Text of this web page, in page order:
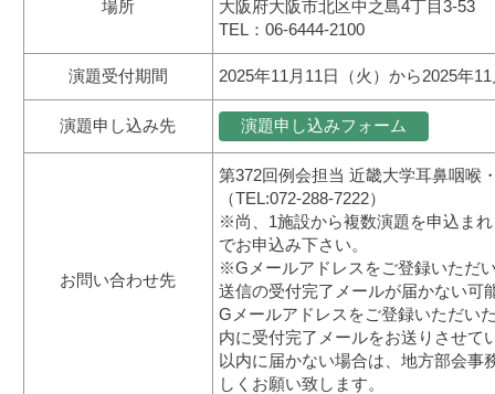
場所
大阪府大阪市北区中之島4丁目3-53
TEL：06-6444-2100
演題受付期間 2025年11月11日（火）から2025年
演題申し込み先 演題申し込みフォーム
お問い合わせ先
第372回例会担当 近畿大学耳鼻咽喉
（TEL:072-288-7222）
※尚、1施設から複数演題を申込ま
でお申込み下さい。
※Gメールアドレスをご登録いただ
送信の受付完了メールが届かない可
Gメールアドレスをご登録いただい
内に受付完了メールをお送りさせて
以内に届かない場合は、地方部会事
しくお願い致します。